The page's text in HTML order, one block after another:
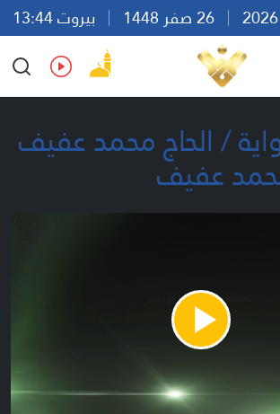
بيروت 13:44
Ar
En Fr Es
/ الحاج محمد عفيف
عفيف
Play
Video